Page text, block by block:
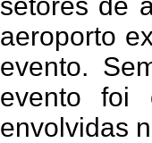
aeroporto
evento.
evento foi
envolvidas